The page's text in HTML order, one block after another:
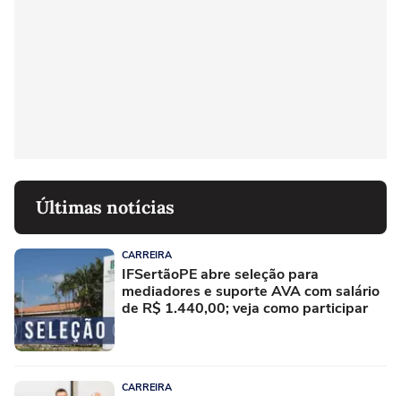
Últimas notícias
CARREIRA
IFSertãoPE abre seleção para
mediadores e suporte AVA com salário
de R$ 1.440,00; veja como participar
CARREIRA